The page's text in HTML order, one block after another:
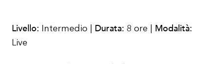
Livello: Intermedio | Durata: 8 ore | Modalità:
Live